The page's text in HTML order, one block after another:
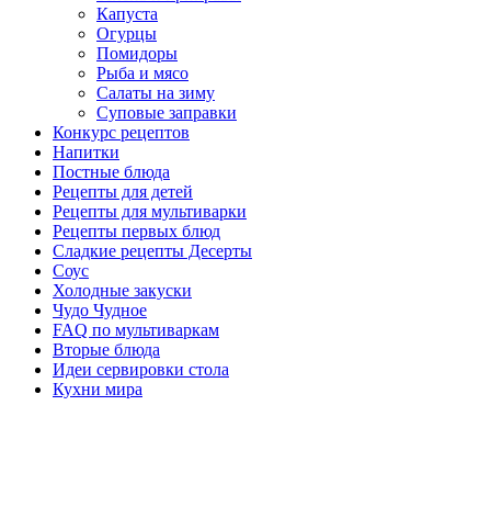
Капуста
Огурцы
Помидоры
Рыба и мясо
Салаты на зиму
Суповые заправки
Конкурс рецептов
Напитки
Постные блюда
Рецепты для детей
Рецепты для мультиварки
Рецепты первых блюд
Сладкие рецепты Десерты
Соус
Холодные закуски
Чудо Чудное
FAQ по мультиваркам
Вторые блюда
Идеи сервировки стола
Кухни мира